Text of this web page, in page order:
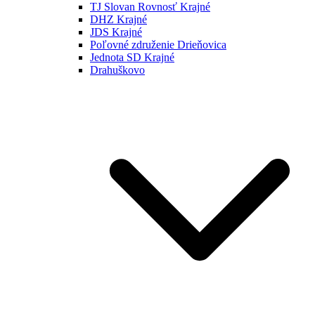
TJ Slovan Rovnosť Krajné
DHZ Krajné
JDS Krajné
Poľovné združenie Drieňovica
Jednota SD Krajné
Drahuškovo